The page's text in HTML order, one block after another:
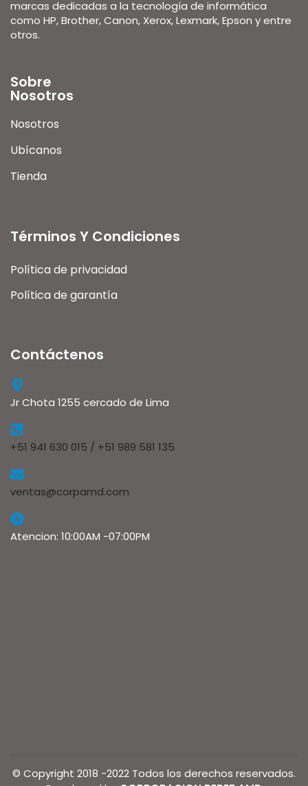
marcas dedicadas a la tecnología de informática
como HP, Brother, Canon, Xerox, Lexmark, Epson y entre
otros.
Sobre
Nosotros
Nosotros
Ubícanos
Tienda
Términos Y Condiciones
Política de privacidad
Política de garantía
Contáctenos
Jr Chota 1255 cercado de Lima
+51 941 630 015 / +51 989 581 135
ventas@corpamd.com
Atencion: 10:00AM -07:00PM
© Copyright 2018 -2022 Todos los derechos reservados.